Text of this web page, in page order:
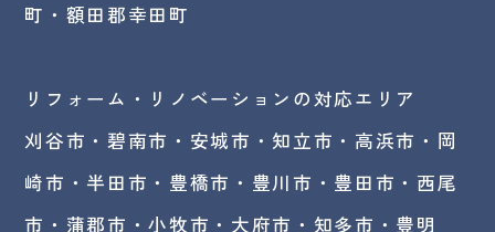
町・額田郡幸田町
リフォーム・リノベーションの対応エリア
刈谷市・碧南市・ 安城市 ・知立市・高浜市・岡
崎市・半田市・豊橋市・豊川市・豊田市・西尾
市・蒲郡市・小牧市・大府市・知多市・豊明